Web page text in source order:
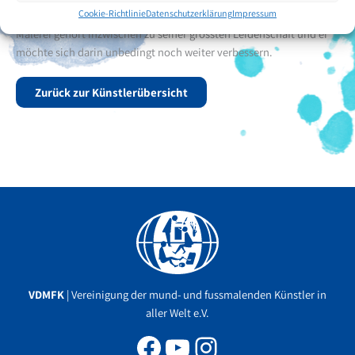
Cookie-RichtlinieDatenschutzerklärungImpressum
zeichnen. Die Fussmalerei erlernte er sich autodidaktisch. Die
Malerei gehört inzwischen zu seiner grössten Leidenschaft und er
möchte sich darin unbedingt noch weiter verbessern.
Zurück zur Künstlerübersicht
VDMFK | Vereinigung der mund- und fussmalenden Künstler in
aller Welt e.V.
Facebook
YouTube
Instagram